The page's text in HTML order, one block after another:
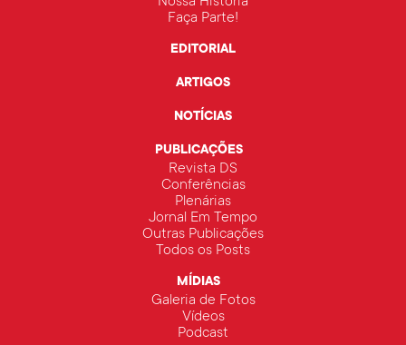
Faça Parte!
EDITORIAL
ARTIGOS
NOTÍCIAS
PUBLICAÇÕES
Revista DS
Conferências
Plenárias
Jornal Em Tempo
Outras Publicações
Todos os Posts
MÍDIAS
Galeria de Fotos
Vídeos
Podcast